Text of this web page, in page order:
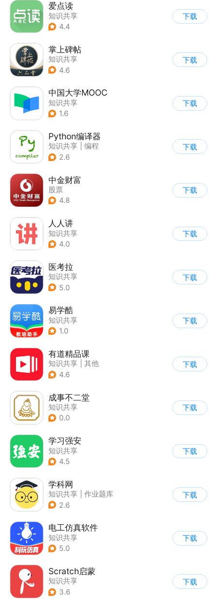
爱点读
知识共享
4.4
下载
掌上碑帖
知识共享
4.6
下载
中国大学MOOC
知识共享
1.6
下载
Python编译器
知识共享
编程
2.6
下载
中金财富
股票
4.8
下载
人人讲
知识共享
4.0
下载
医考拉
知识共享
5.0
下载
易学酷
知识共享
1.0
下载
有道精品课
知识共享
其他
4.6
下载
成事不二堂
知识共享
0.0
下载
学习强安
知识共享
4.5
下载
学科网
知识共享
作业题库
2.6
下载
电工仿真软件
知识共享
5.0
下载
Scratch启蒙
知识共享
3.6
下载